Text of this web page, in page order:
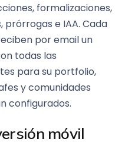
formalizaciones,
e IAA. Cada
por email un
todas las
para su portfolio,
y comunidades
configurados.
móvil